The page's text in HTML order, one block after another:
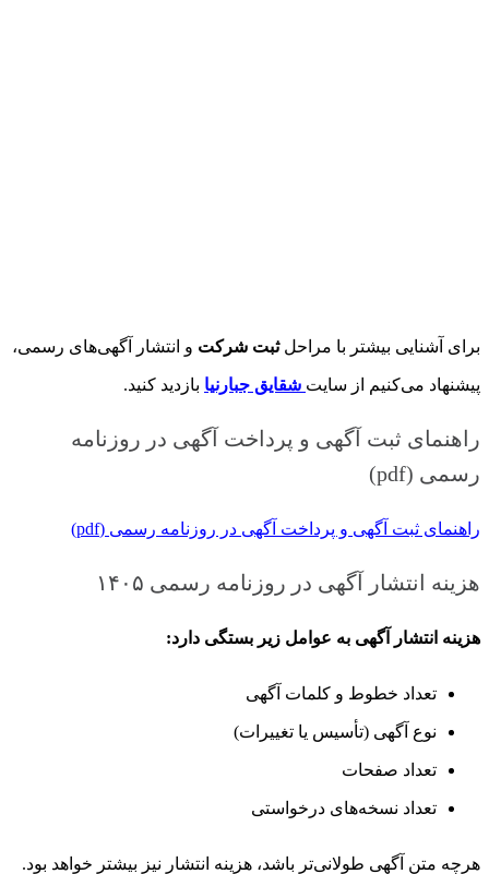
برای آشنایی بیشتر با مراحلثبت شرکت و انتشار آگهی‌های رسمی،
پیشنهاد می‌کنیم از سایت شقایق جبارنیا بازدید کنید.
راهنمای ثبت آگهی و پرداخت آگهی در روزنامه
رسمی (pdf)
راهنمای ثبت آگهی و پرداخت آگهی در روزنامه رسمی (pdf)
هزینه انتشار آگهی در روزنامه رسمی ۱۴۰۵
هزینه انتشار آگهی به عوامل زیر بستگی دارد:
تعداد خطوط و کلمات آگهی
نوع آگهی (تأسیس یا تغییرات)
تعداد صفحات
تعداد نسخه‌های درخواستی
هرچه متن آگهی طولانی‌تر باشد، هزینه انتشار نیز بیشتر خواهد بود.